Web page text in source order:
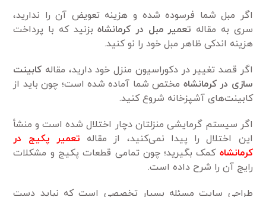
اگر مبل شما فرسوده شده و هزینه تعویض آن را ندارید،
سری به مقاله تعمیر مبل در کرمانشاهبزنید که با پرداخت
هزینه اندکی ظاهر مبل خود را نو کنید.
اگر قصد تغییر در دکوراسیون منزل خود دارید، مقاله کابینت
سازی در کرمانشاه مختص شما آماده شده است؛ چون باید از
کابینت‌های آشپزخانه شروع کنید.
اگر سیستم گرمایشی منزلتان دچار اختلال شده است و منشأ
این اختلال را پیدا نمی‌کنید، از مقاله تعمیر پکیج
در
کرمانشاه کمک بگیرید؛ چون تمامی قطعات پکیج و مشکلات
رایج آن را شرح داده است.
طراحی سایت مسئله بسیار تخصصی است که نباید دست